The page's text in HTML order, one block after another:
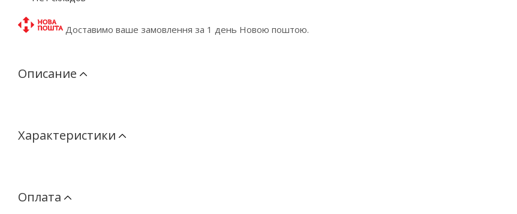
Доставимо ваше замовлення за 1 день Новою поштою.
Описание
Характеристики
Оплата